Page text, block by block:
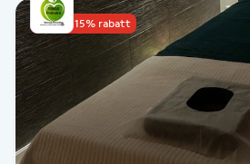
Kinesiologi
Kinesisk medicin
Kiropraktik
Upp till 15% rabatt